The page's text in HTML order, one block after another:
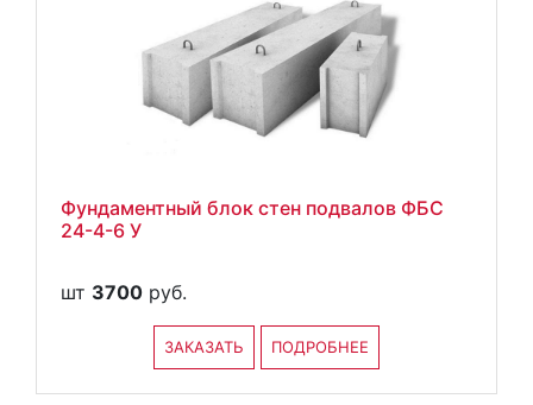
Фундаментный блок стен подвалов ФБС
24-4-6 У
шт 3700 руб.
ЗАКАЗАТЬ ПОДРОБНЕЕ